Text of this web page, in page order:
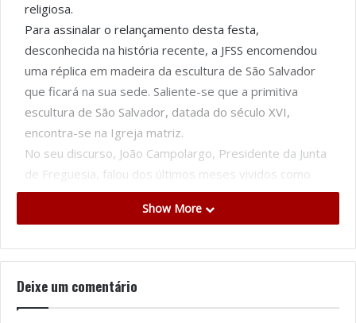
religiosa.
Para assinalar o relançamento desta festa,
desconhecida na história recente, a JFSS encomendou
uma réplica em madeira da escultura de São Salvador
que ficará na sua sede. Saliente-se que a primitiva
escultura de São Salvador, datada do século XVI,
encontra-se na Igreja matriz.
No seu discurso, João Campolargo, Presidente da Junta
de Freguesia, falou dos últimos meses vividos como
momentos de “profunda angústia e transformação” e
da dificuldade que se avizinha dos próximos tempos.
no apoio uns aos outros, porque todos precisamos de
Show More
Deixe um comentário